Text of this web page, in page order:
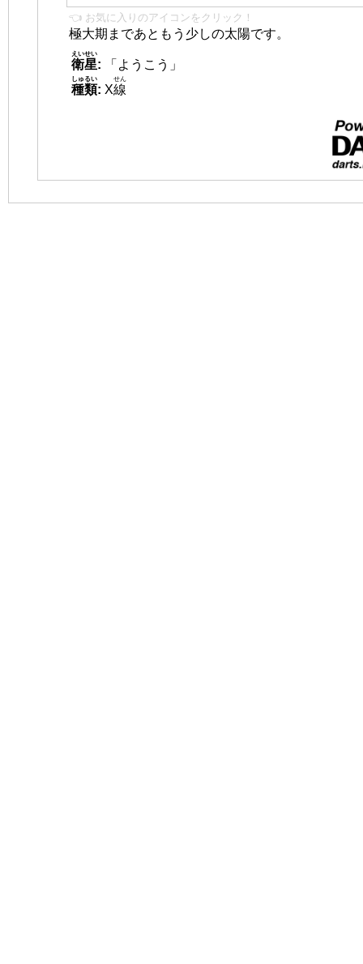
👈 お気に入りのアイコンをクリック！
極大期まであともう少しの太陽です。
衛星
えいせい
:
「ようこう」
種類
しゅるい
: X線
せん